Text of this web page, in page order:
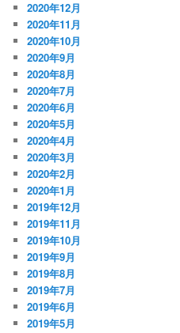
2020年12月
2020年11月
2020年10月
2020年9月
2020年8月
2020年7月
2020年6月
2020年5月
2020年4月
2020年3月
2020年2月
2020年1月
2019年12月
2019年11月
2019年10月
2019年9月
2019年8月
2019年7月
2019年6月
2019年5月